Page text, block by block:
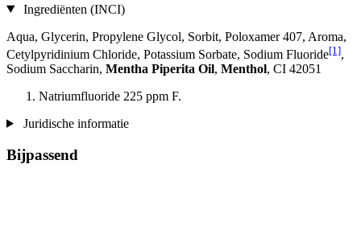
Ingrediënten (INCI)
Aqua, Glycerin, Propylene Glycol, Sorbit, Poloxamer 407, Aroma,
Cetylpyridinium Chloride, Potassium Sorbate, Sodium Fluoride[1],
Sodium Saccharin, Mentha Piperita Oil, Menthol, CI 42051
Natriumfluoride 225 ppm F.
Juridische informatie
Bijpassend